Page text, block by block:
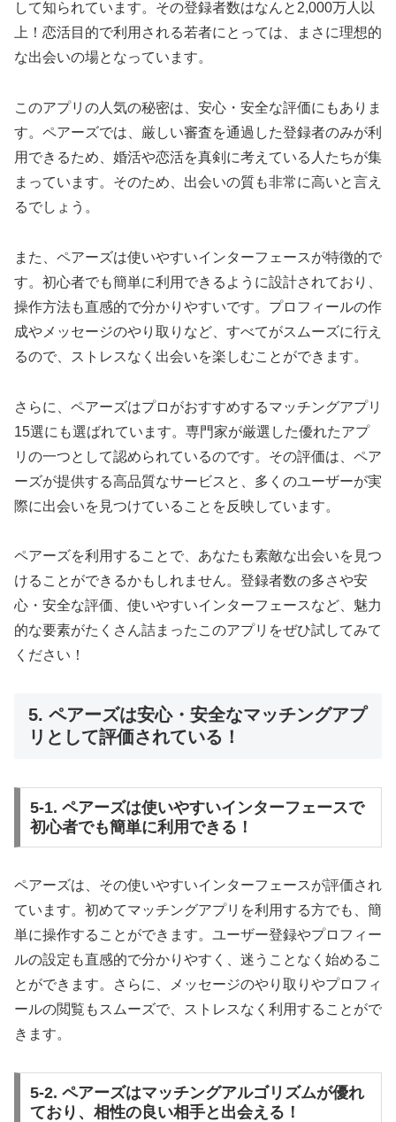
して知られています。その登録者数はなんと2,000万人以
上！恋活目的で利用される若者にとっては、まさに理想的
な出会いの場となっています。
このアプリの人気の秘密は、安心・安全な評価にもありま
す。ペアーズでは、厳しい審査を通過した登録者のみが利
用できるため、婚活や恋活を真剣に考えている人たちが集
まっています。そのため、出会いの質も非常に高いと言え
るでしょう。
また、ペアーズは使いやすいインターフェースが特徴的で
す。初心者でも簡単に利用できるように設計されており、
操作方法も直感的で分かりやすいです。プロフィールの作
成やメッセージのやり取りなど、すべてがスムーズに行え
るので、ストレスなく出会いを楽しむことができます。
さらに、ペアーズはプロがおすすめするマッチングアプリ
15選にも選ばれています。専門家が厳選した優れたアプ
リの一つとして認められているのです。その評価は、ペア
ーズが提供する高品質なサービスと、多くのユーザーが実
際に出会いを見つけていることを反映しています。
ペアーズを利用することで、あなたも素敵な出会いを見つ
けることができるかもしれません。登録者数の多さや安
心・安全な評価、使いやすいインターフェースなど、魅力
的な要素がたくさん詰まったこのアプリをぜひ試してみて
ください！
5. ペアーズは安心・安全なマッチングアプ
リとして評価されている！
5-1. ペアーズは使いやすいインターフェースで
初心者でも簡単に利用できる！
ペアーズは、その使いやすいインターフェースが評価され
ています。初めてマッチングアプリを利用する方でも、簡
単に操作することができます。ユーザー登録やプロフィー
ルの設定も直感的で分かりやすく、迷うことなく始めるこ
とができます。さらに、メッセージのやり取りやプロフィ
ールの閲覧もスムーズで、ストレスなく利用することがで
きます。
5-2. ペアーズはマッチングアルゴリズムが優れ
ており、相性の良い相手と出会える！